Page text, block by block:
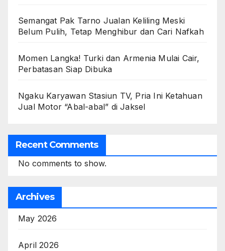
Semangat Pak Tarno Jualan Keliling Meski
Belum Pulih, Tetap Menghibur dan Cari Nafkah
Momen Langka! Turki dan Armenia Mulai Cair,
Perbatasan Siap Dibuka
Ngaku Karyawan Stasiun TV, Pria Ini Ketahuan
Jual Motor “Abal-abal” di Jaksel
Recent Comments
No comments to show.
Archives
May 2026
April 2026